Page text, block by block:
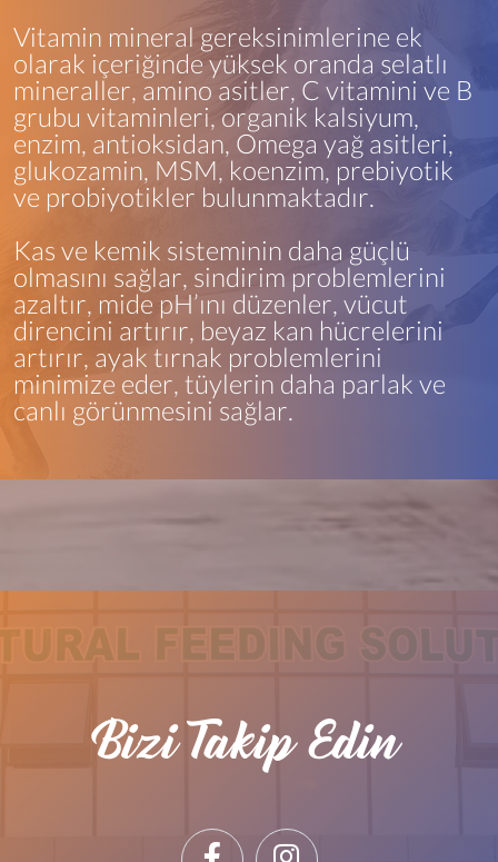
Vitamin mineral gereksinimlerine ek
olarak içeriğinde yüksek oranda şelatlı
mineraller, amino asitler, C vitamini ve B
grubu vitaminleri, organik kalsiyum,
enzim, antioksidan, Omega yağ asitleri,
glukozamin, MSM, koenzim, prebiyotik
ve probiyotikler bulunmaktadır.
Kas ve kemik sisteminin daha güçlü
olmasını sağlar, sindirim problemlerini
azaltır, mide pH’ını düzenler, vücut
direncini artırır, beyaz kan hücrelerini
artırır, ayak tırnak problemlerini
minimize eder, tüylerin daha parlak ve
Bizi Takip Edin